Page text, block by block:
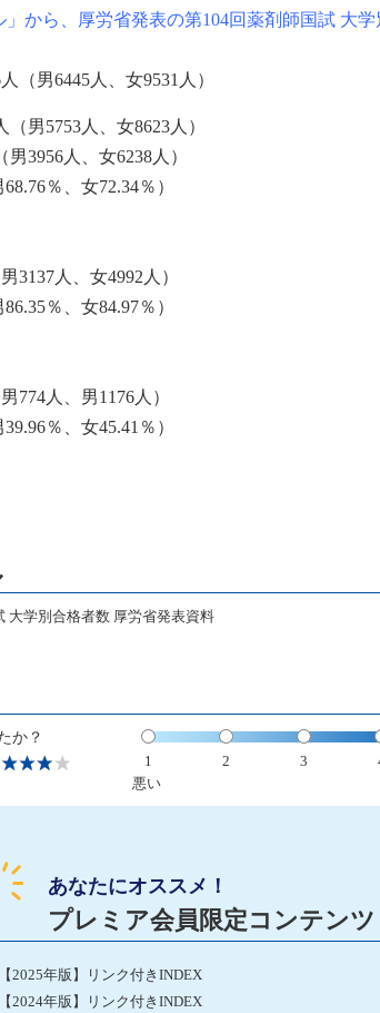
から、厚労省発表の第104回薬剤師国試 大
（男6445人、女9531人）
男5753人、女8623人）
3956人、女6238人）
％、女72.34％）
3137人、女4992人）
％、女84.97％）
774人、男1176人）
％、女45.41％）
大学別合格者数 厚労省発表資料
か？
1 2 3
悪い
あなたにオススメ！
プレミア会員限定コンテンツ
2025年版】リンク付きINDEX
2024年版】リンク付きINDEX